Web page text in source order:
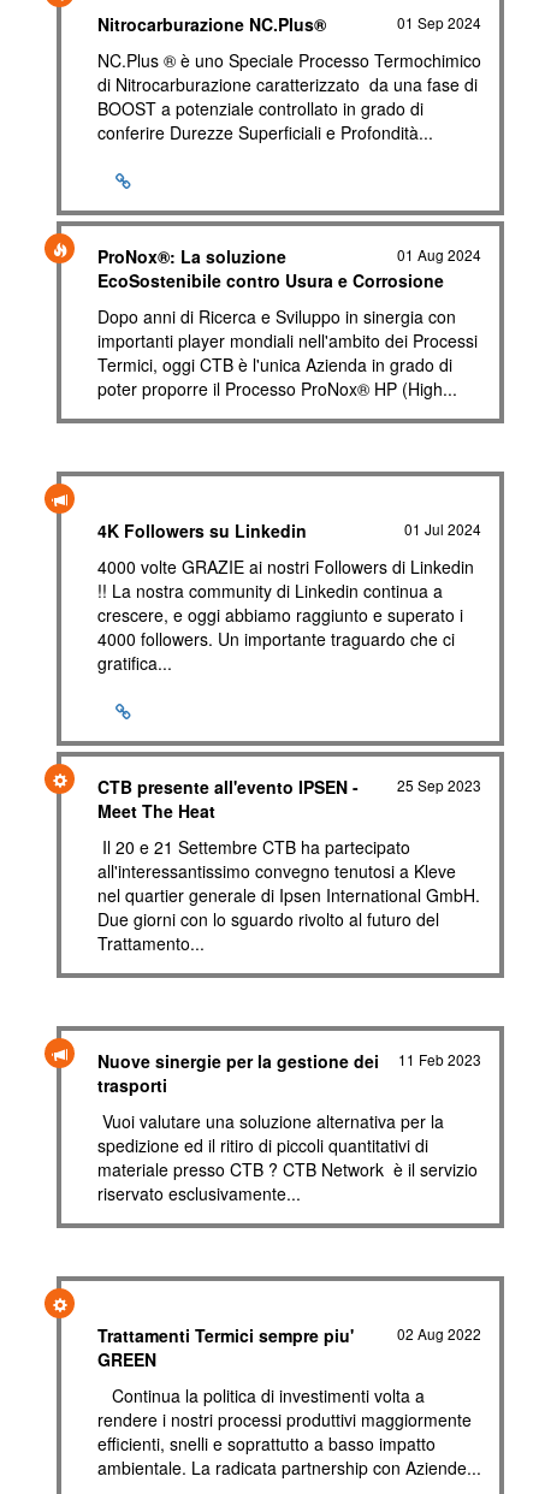
01 Sep 2024
Nitrocarburazione NC.Plus®
NC.Plus ® è uno Speciale Processo Termochimico
di Nitrocarburazione caratterizzato da una fase di
BOOST a potenziale controllato in grado di
conferire Durezze Superficiali e Profondità...
01 Aug 2024
ProNox®: La soluzione
EcoSostenibile contro Usura e Corrosione
Dopo anni di Ricerca e Sviluppo in sinergia con
importanti player mondiali nell'ambito dei Processi
Termici, oggi CTB è l'unica Azienda in grado di
poter proporre il Processo ProNox® HP (High...
01 Jul 2024
4K Followers su Linkedin
4000 volte GRAZIE ai nostri Followers di Linkedin
!! La nostra community di Linkedin continua a
crescere, e oggi abbiamo raggiunto e superato i
4000 followers. Un importante traguardo che ci
gratifica...
25 Sep 2023
CTB presente all'evento IPSEN -
Meet The Heat
Il 20 e 21 Settembre CTB ha partecipato
all'interessantissimo convegno tenutosi a Kleve
nel quartier generale di Ipsen International GmbH.
Due giorni con lo sguardo rivolto al futuro del
Trattamento...
11 Feb 2023
Nuove sinergie per la gestione dei
trasporti
Vuoi valutare una soluzione alternativa per la
spedizione ed il ritiro di piccoli quantitativi di
materiale presso CTB ? CTB Network è il servizio
riservato esclusivamente...
02 Aug 2022
Trattamenti Termici sempre piu'
GREEN
Continua la politica di investimenti volta a
rendere i nostri processi produttivi maggiormente
efficienti, snelli e soprattutto a basso impatto
ambientale. La radicata partnership con Aziende...